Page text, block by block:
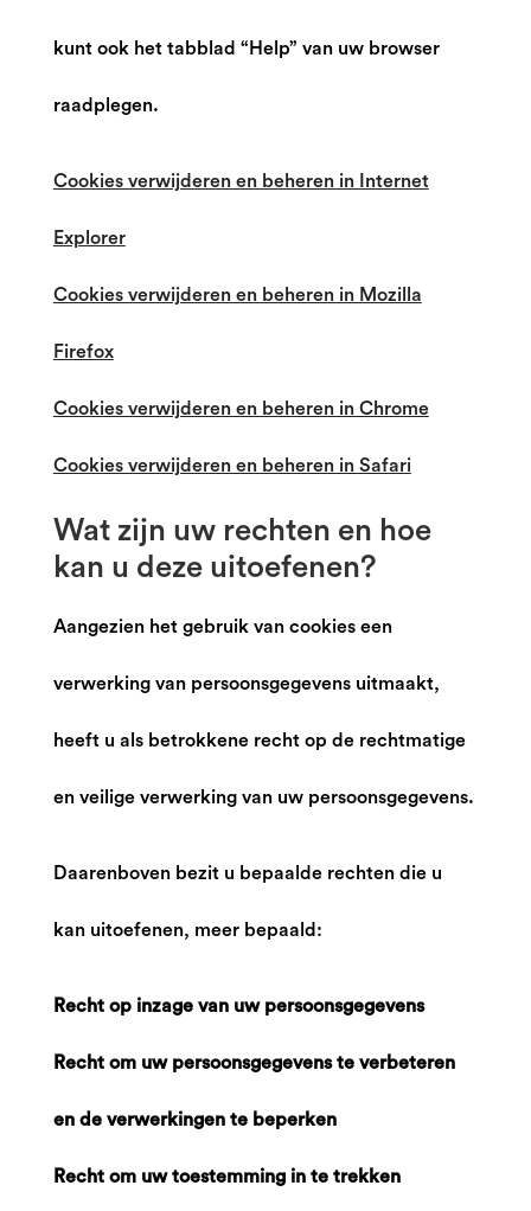
kunt ook het tabblad “Help” van uw browser
raadplegen.
Cookies verwijderen en beheren in Internet
Explorer
Cookies verwijderen en beheren in Mozilla
Firefox
Cookies verwijderen en beheren in Chrome
Cookies verwijderen en beheren in Safari
Wat zijn uw rechten en hoe
kan u deze uitoefenen?
Aangezien het gebruik van cookies een
verwerking van persoonsgegevens uitmaakt,
heeft u als betrokkene recht op de rechtmatige
en veilige verwerking van uw persoonsgegevens.
Daarenboven bezit u bepaalde rechten die u
kan uitoefenen, meer bepaald:
Recht op inzage van uw persoonsgegevens
Recht om uw persoonsgegevens te verbeteren
en de verwerkingen te beperken
Recht om uw toestemming in te trekken